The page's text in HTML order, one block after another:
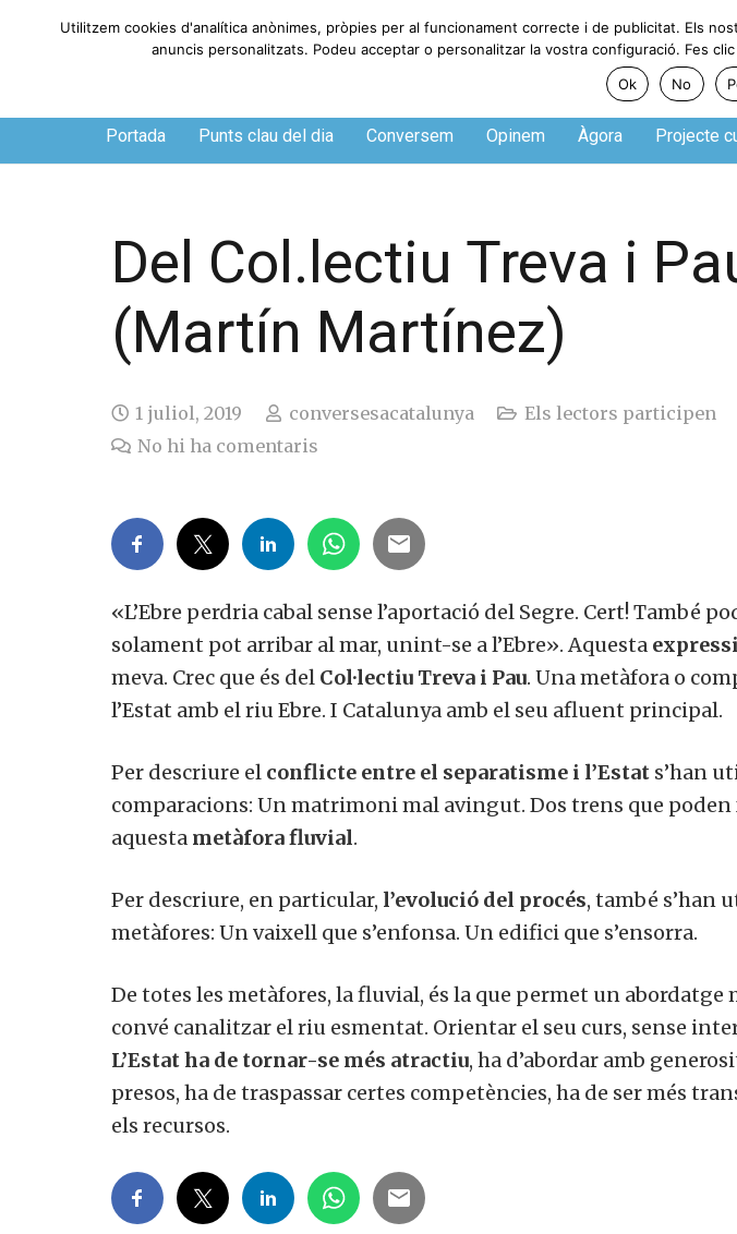
Dijous, 6 de agosto de 2026
Portada Punts clau del dia Conversem Opinem Àgora Projecte
Del Col.lectiu Treva i
(Martín Martínez)
1 juliol, 2019 conversesacatalunya
Els lectors participen
No hi ha comentaris
«L’Ebre perdria cabal sense l’aportació del Segre. Cert! També
solament pot arribar al mar, unint-se a l’Ebre». Aquesta
meva. Crec que és delCol·lectiu Treva i Pau. Una metàfora o
l’Estat amb el riu Ebre. I Catalunya amb el seu afluent principal.
Per descriure elconflicte entre el separatisme i l’Estats’han
comparacions: Un matrimoni mal avingut. Dos trens que poden
aquestametàfora fluvial.
Per descriure, en particular,l’evolució del procés, també s’han
metàfores: Un vaixell que s’enfonsa. Un edifici que s’ensorra.
De totes les metàfores, la fluvial, és la que permet un abordatge
convé canalitzar el riu esmentat. Orientar el seu curs, sense
L’Estat ha de tornar-se més atractiu, ha d’abordar amb
presos, ha de traspassar certes competències, ha de ser més
els recursos.
Vols col·laborar a
Utilitzem cookies d'analítica anònimes, pròpies per al funcionament correcte i de publicitat. Els
anuncis personalitzats. Podeu acceptar o personalitzar la vostra configuració. Fes clic
Ok
No